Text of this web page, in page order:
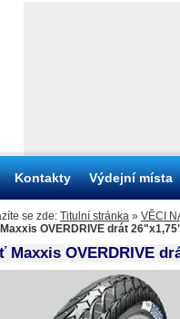
se zde: Titulní stránka » VĚCI
OVERDRIVE drát
Maxxis OVERDRIVE
Kontakty Výdejní místa